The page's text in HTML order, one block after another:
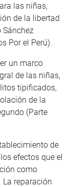
las niñas,
de la libertad
Sánchez
Por el Perú).
un marco
de las niñas,
tipificados,
de la
(Parte
de
efectos que el
como
reparación